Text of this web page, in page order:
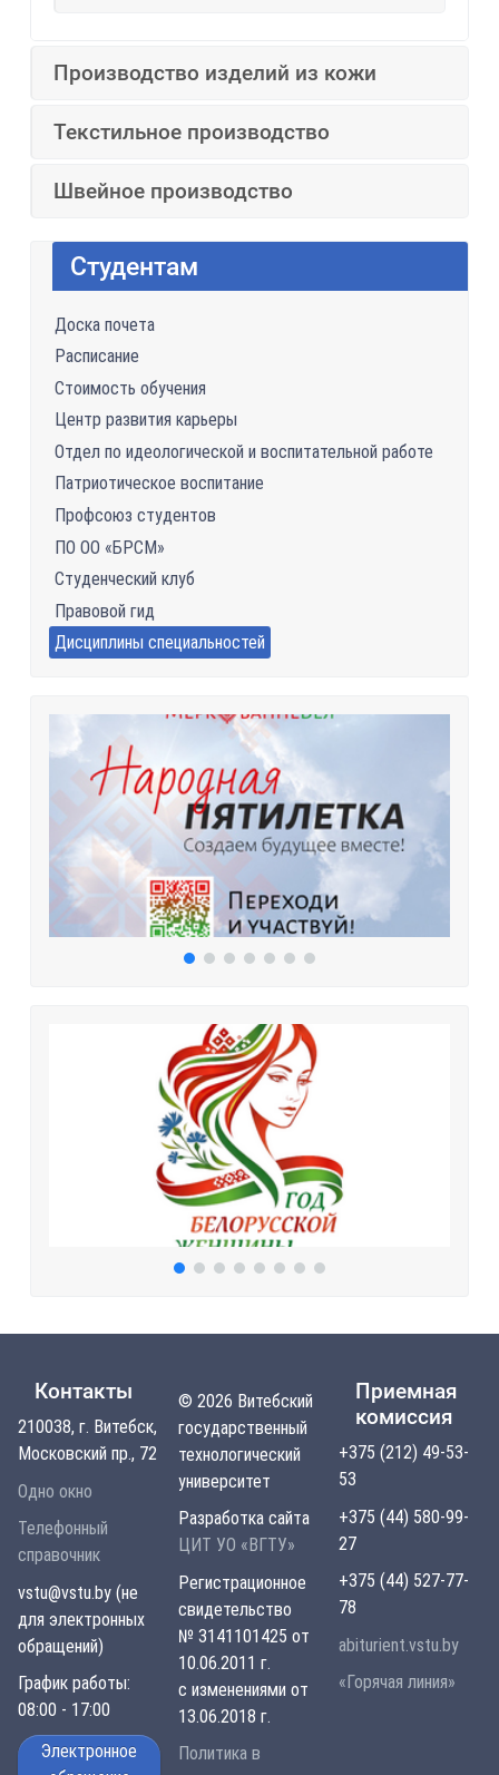
Производство изделий из кожи
Текстильное производство
Швейное производство
Студентам
Доска почета
Расписание
Стоимость обучения
Центр развития карьеры
Отдел по идеологической и воспитательной работе
Патриотическое воспитание
Профсоюз студентов
ПО ОО «БРСМ»
Студенческий клуб
Правовой гид
Дисциплины специальностей
Контакты
210038, г. Витебск,
Московский пр., 72
Одно окно
Телефонный
справочник
vstu@vstu.by (не
для электронных
обращений)
График работы:
08:00 - 17:00
Электронное
© 2026 Витебский
государственный
технологический
университет
Разработка сайта
ЦИТ УО «ВГТУ»
Регистрационное
свидетельство
№ 3141101425 от
10.06.2011 г.
с изменениями от
13.06.2018 г.
Политика в
Приемная
комиссия
+375 (212) 49-53-
53
+375 (44) 580-99-
27
+375 (44) 527-77-
78
abiturient.vstu.by
«Горячая линия»